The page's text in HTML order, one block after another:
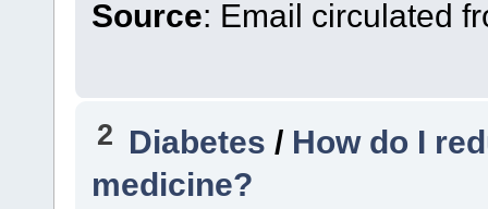
Source: Email circulated
2 Diabetes / How do I
medicine?